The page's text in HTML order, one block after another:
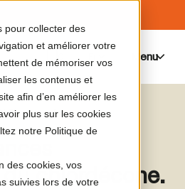
pour collecter des
et améliorer votre
de mémoriser vos
les contenus et
afin d’en améliorer les
plus sur les cookies
notre Politique de
des cookies, vos
suivies lors de votre
Menu
Verdol
chlordécone.